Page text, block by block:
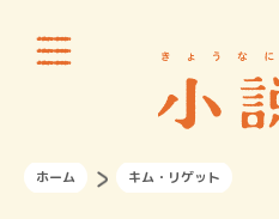
ホーム キム・リゲット